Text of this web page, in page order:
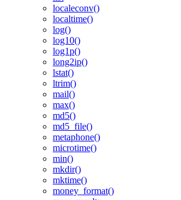
localeconv()
localtime()
log()
log10()
log1p()
long2ip()
lstat()
ltrim()
mail()
max()
md5()
md5_file()
metaphone()
microtime()
min()
mkdir()
mktime()
money_format()